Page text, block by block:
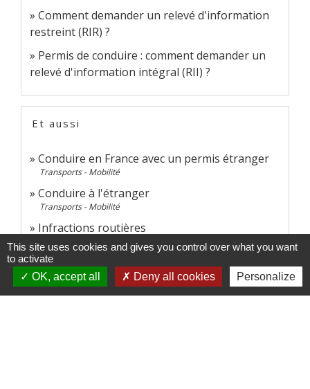
Comment demander un relevé d'information
restreint (RIR) ?
Permis de conduire : comment demander un
relevé d'information intégral (RII) ?
Et aussi
Conduire en France avec un permis étranger
Transports - Mobilité
Conduire à l'étranger
Transports - Mobilité
Infractions routières
Transports - Mobilité
Mesures antipollution
Transports - Mobilité
Circulation en trottinette électrique, rollers ou
This site uses cookies and gives you control over what you want
to activate
OK, accept all
Deny all cookies Personalize